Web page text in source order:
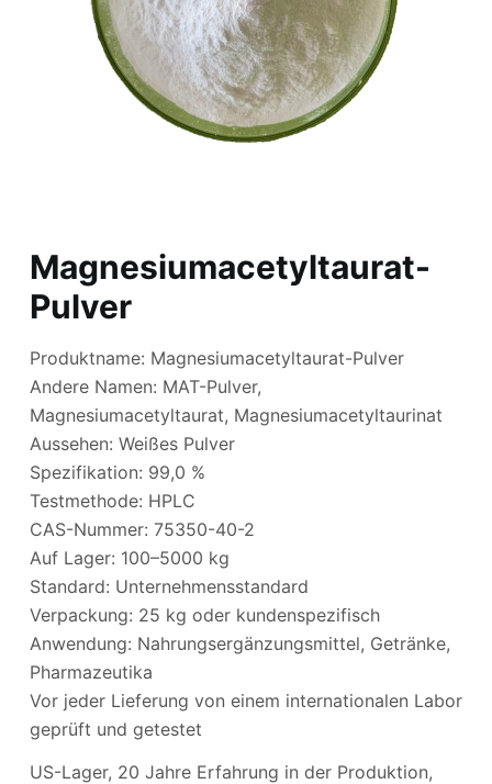
Magnesiumacetyltaurat-
Pulver
Produktname: Magnesiumacetyltaurat-Pulver
Andere Namen: MAT-Pulver,
Magnesiumacetyltaurat, Magnesiumacetyltaurinat
Aussehen: Weißes Pulver
Spezifikation: 99,0 %
Testmethode: HPLC
CAS-Nummer: 75350-40-2
Auf Lager: 100–5000 kg
Standard: Unternehmensstandard
Verpackung: 25 kg oder kundenspezifisch
Anwendung: Nahrungsergänzungsmittel, Getränke,
Pharmazeutika
Vor jeder Lieferung von einem internationalen Labor
geprüft und getestet
US-Lager, 20 Jahre Erfahrung in der Produktion,